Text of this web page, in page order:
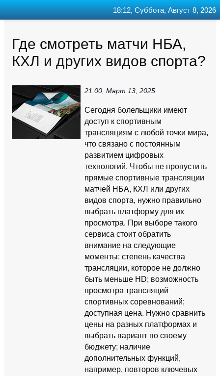
Где смотреть матчи НБА,
КХЛ и других видов спорта?
21:00, Март 13, 2025
Сегодня болельщики имеют
доступ к спортивным
трансляциям с любой точки мира,
что связано с постоянным
развитием цифровых
технологий. Чтобы не пропустить
прямые спортивные трансляции
матчей НБА, КХЛ или других
видов спорта, нужно правильно
выбрать платформу для их
просмотра. При выборе такого
сервиса стоит обратить
внимание на следующие
моменты: степень качества
трансляции, которое не должно
быть меньше HD; возможность
просмотра трансляций
спортивных соревнований;
доступная цена. Нужно сравнить
цены на разных платформах и
выбрать вариант по своему
бюджету; наличие
дополнительных функций,
например, повторов ключевых
18:12, Суббота, Август 8, 2026